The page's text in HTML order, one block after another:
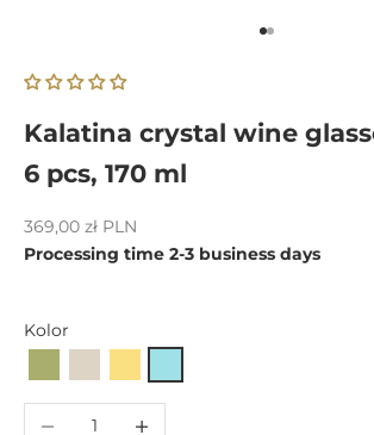
Go to item 1
Go to item 2
Kalatina crystal wine
6 pcs, 170 ml
Sale price
369,00 zł PLN
Processing time 2-3 business days
Kolor
Decrease quantity